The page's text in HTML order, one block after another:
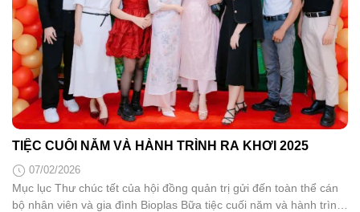
TIỆC CUỐI NĂM VÀ HÀNH TRÌNH RA KHƠI 2025
07/02/2026
Mục lục Thư chúc tết của hội đồng quản trị gửi đến toàn thể cán
bộ nhân viên và gia đình Bioplas Bữa tiệc cuối năm và hành trình